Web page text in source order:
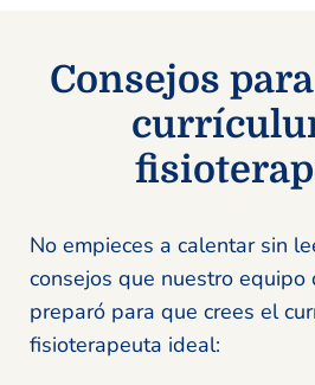
Consejos
No empieces a calentar sin
consejos que nuestro equipo
preparó para que crees el
fisioterapeuta ideal: